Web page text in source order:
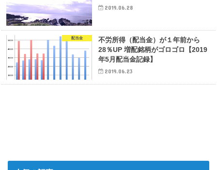
2019.06.28
配当金
不労所得（配当金）が１年前から
28％UP 増配銘柄がゴロゴロ【2019
年5月配当金記録】
2019.06.23